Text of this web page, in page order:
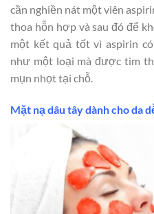
cần nghiền nát một viên
thoa hỗn hợp và sau đó để
một kết quả tốt vì aspirin
như một loại mà được tìm
mụn nhọt tại chỗ.
Mặt nạ dâu tây dành cho da